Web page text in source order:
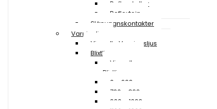
Reflexskyltar
Reflextejp
Släpvagnskontakter
Varningljus
Visa alla Varningsljus
Blixtljusramper
Visa alla
Blixtljusramper
0 – 699 mm
700 – 899 mm
900 – 1099 mm